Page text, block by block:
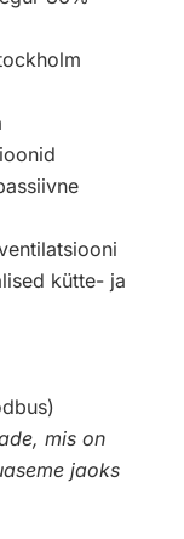
kütte- ja
mis on
jaoks